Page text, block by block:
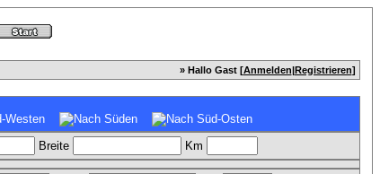
» Hallo Gast [Anmelden|Registrieren]
Breite Km